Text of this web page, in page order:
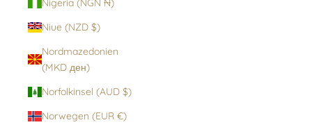
Nigeria (NGN ₦)
Niue (NZD $)
Nordmazedonien
(MKD ден)
Norfolkinsel (AUD $)
Norwegen (EUR €)